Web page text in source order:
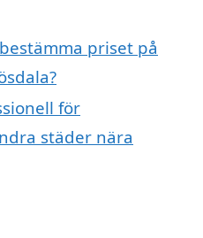
priset på
för
städer nära